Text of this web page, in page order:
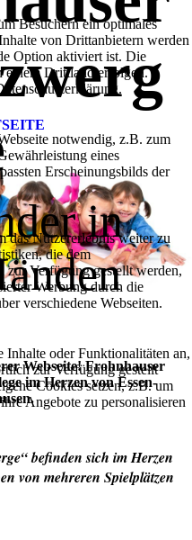
in
Webseite! Frohnhauser
im Herzen von Essen-
befinden sich im Herzen
von mehreren Spielplätzen
Besuchern ein optimales
von Drittanbietern werden
Option aktiviert ist. Die
einem Drittland erfolgen.
notwendig, z.B. zum
eines
Erscheinungsbilds der
das Nutzererlebnis weiter zu
die dem
zur Verfügung gestellt werden,
Werbung durch die
verschiedene Webseiten.
Inhalte oder Funktionalitäten an,
zur Verfügung gestellt
Cookies setzen, z.B. um
Angebote zu personalisieren